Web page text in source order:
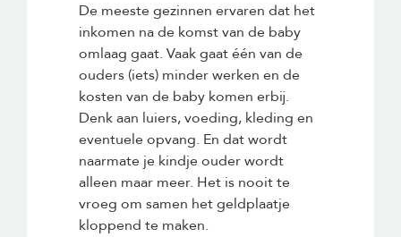
De meeste gezinnen ervaren dat het
inkomen na de komst van de baby
omlaag gaat. Vaak gaat één van de
ouders (iets) minder werken en de
kosten van de baby komen erbij.
Denk aan luiers, voeding, kleding en
eventuele opvang. En dat wordt
naarmate je kindje ouder wordt
alleen maar meer. Het is nooit te
vroeg om samen het geldplaatje
kloppend te maken.